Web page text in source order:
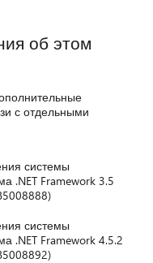
об этом
с отдельными
системы
.NET Framework 3.5
системы
.NET Framework 4.5.2